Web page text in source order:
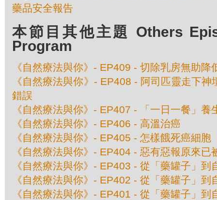
藥品安全報告
本節目其他主題 Others
Program
《自然療法與你》- EP409 - 切除乳房無助降
《自然療法與你》- EP408 - 阿司匹靈走下
錯誤
《自然療法與你》- EP407 - 「一日一餐」養
《自然療法與你》- EP406 - 高溫治癌
《自然療法與你》- EP405 - 怎樣餓死癌細胞
《自然療法與你》- EP404 - 惡有惡報原來已
《自然療法與你》- EP403 - 從「藥罐子」到
《自然療法與你》- EP402 - 從「藥罐子」到
《自然療法與你》- EP401 - 從「藥罐子」到